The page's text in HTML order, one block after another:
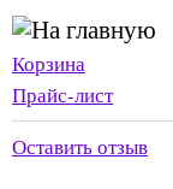
Корзина
Прайс-лист
Оставить отзыв